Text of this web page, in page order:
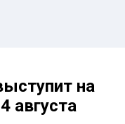
на
августа